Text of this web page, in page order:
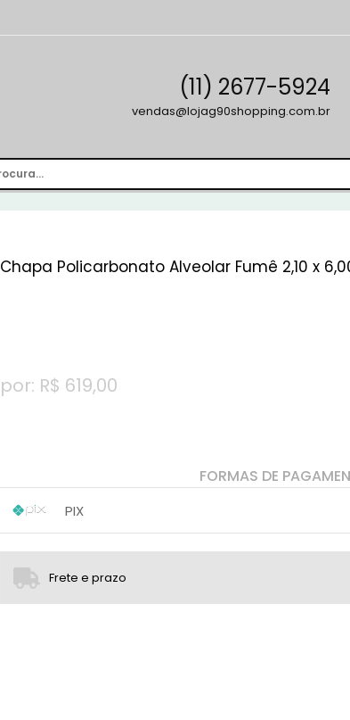
(11) 2677-5924
vendas@lojag90shopping.com.br
Chapa Policarbonato Alveolar Fumê 2,10 x
por: R$ 619,00
FORMAS DE
PIX
...
Frete e prazo